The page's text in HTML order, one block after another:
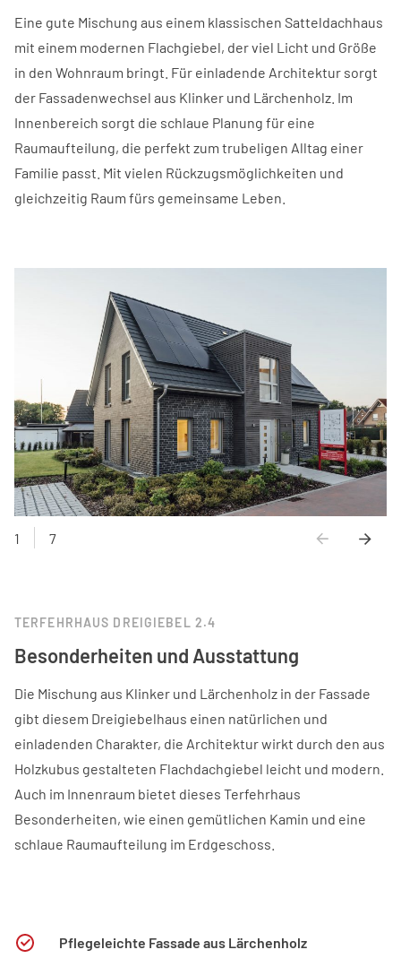
Eine gute Mischung aus einem klassischen Satteldachhaus
mit einem modernen Flachgiebel, der viel Licht und Größe
in den Wohnraum bringt. Für einladende Architektur sorgt
der Fassadenwechsel aus Klinker und Lärchenholz. Im
Innenbereich sorgt die schlaue Planung für eine
Raumaufteilung, die perfekt zum trubeligen Alltag einer
Familie passt. Mit vielen Rückzugsmöglichkeiten und
gleichzeitig Raum fürs gemeinsame Leben.
1 7
TERFEHRHAUS DREIGIEBEL 2.4
Besonderheiten und Ausstattung
Die Mischung aus Klinker und Lärchenholz in der Fassade
gibt diesem Dreigiebelhaus einen natürlichen und
einladenden Charakter, die Architektur wirkt durch den aus
Holzkubus gestalteten Flachdachgiebel leicht und modern.
Auch im Innenraum bietet dieses Terfehrhaus
Besonderheiten, wie einen gemütlichen Kamin und eine
schlaue Raumaufteilung im Erdgeschoss.
Pflegeleichte Fassade aus Lärchenholz